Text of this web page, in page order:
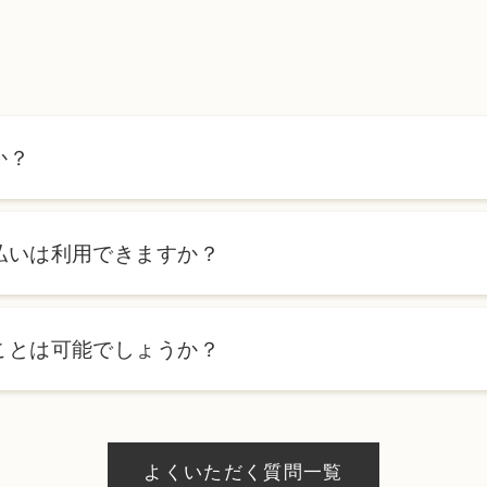
は利用できますか？
は可能でしょうか？
よくいただく質問一覧